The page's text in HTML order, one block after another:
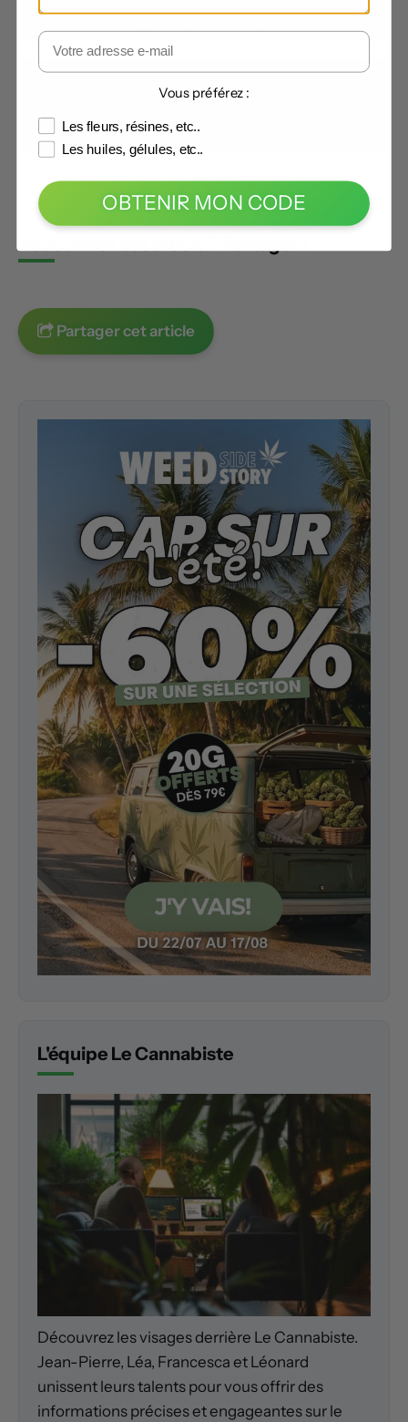
er
Partager cet article
L'équipe Le Cannabiste
Découvrez les visages derrière Le Cannabiste.
Jean-Pierre, Léa, Francesca et Léonard
unissent leurs talents pour vous offrir des
informations précises et engageantes sur le
Vous préférez :
Les fleurs, résines, etc..
Les huiles, gélules, etc..
OBTENIR MON CODE